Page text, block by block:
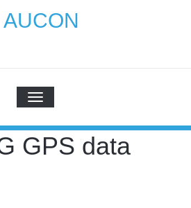
SCHALTE NAVIGATION
GPS data